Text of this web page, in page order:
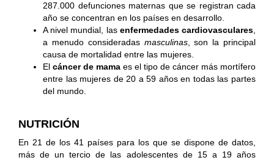
287.000 defunciones maternas que se registran cada
año se concentran en los países en desarrollo.
A nivel mundial, las enfermedades cardiovasculares
a menudo consideradas masculinas, son la principal
causa de mortalidad entre las mujeres.
El cáncer de mama es el tipo de cáncer más mortífero
entre las mujeres de 20 a 59 años en todas las partes
del mundo.
NUTRICIÓN
En 21 de los 41 países para los que se dispone de datos,
más de un tercio de las adolescentes de 15 a 19 años